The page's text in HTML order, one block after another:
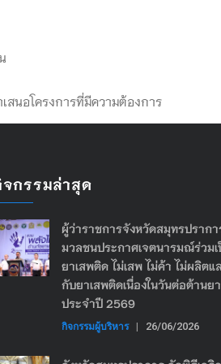
นอโครงการที่มีความต้องการ
กรรมล่าสุด
ผู้ว่าราชการจังหวัดสมุทรปราก
มวลชนประกาศเจตนารมณ์ร่วม
ยาเสพติด ไม่เสพ ไม่ค้า ไม่ผลิตแ
กับยาเสพติดเนื่องในวันต่อต้านย
ประจำปี 2569
กิจกรรมผู้บริหาร | 26/06/2026